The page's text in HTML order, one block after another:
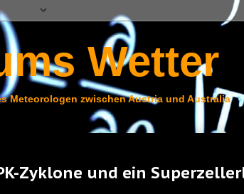
Wetter
Meteorologen zwischen Austria und Australia
Zyklone und ein